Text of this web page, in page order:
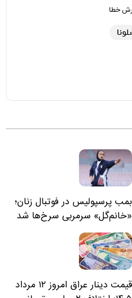
خطا
بمب پرسپولیس در فوتبال زنان؛
«خانم‌گل» سرمربی سرخ‌ها شد
قیمت دینار عراق امروز ۱۲ مرداد